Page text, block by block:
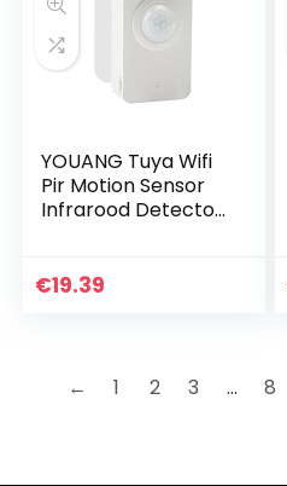
YOUANG Tuya Wifi
Pir Motion Sensor
Infrarood Detector
Diefstal Alarm
€19.39
← 1 2 3 … 8